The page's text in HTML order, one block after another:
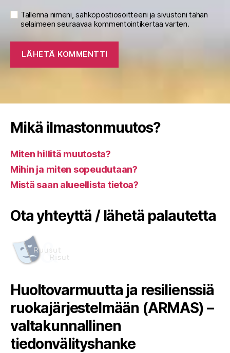
Tallenna nimeni, sähköpostiosoitteeni ja sivustoni tähän
selaimeen seuraavaa kommentointikertaa varten.
Mikä ilmastonmuutos?
Miten hillitä muutosta?
Mihin ja miten sopeudutaan?
Mistä saan alueellista tietoa?
Ota yhteyttä / lähetä palautetta
Huoltovarmuutta ja resilienssiä
ruokajärjestelmään (ARMAS) –
valtakunnallinen
tiedonvälityshanke